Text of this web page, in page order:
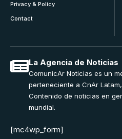
Privacy & Policy
Contact
La Agencia de Noticias
ComunicAr Noticias es un
perteneciente a CnAr
Contenido de noticias en
mundial.
[mc4wp_form]